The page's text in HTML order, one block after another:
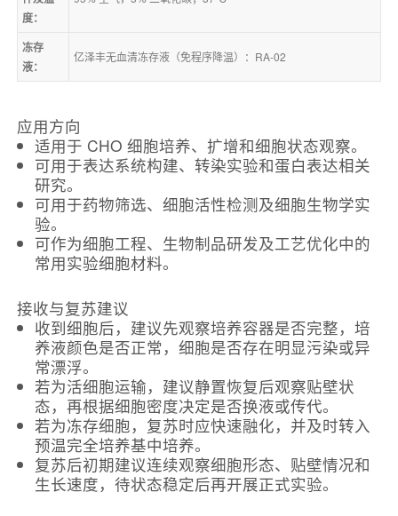
度：
冻存
液：
亿泽丰无血清冻存液（免程序降温）：RA-02
应用方向
适用于 CHO 细胞培养、扩增和细胞状态观察。
可用于表达系统构建、转染实验和蛋白表达相关
研究。
可用于药物筛选、细胞活性检测及细胞生物学实
验。
可作为细胞工程、生物制品研发及工艺优化中的
常用实验细胞材料。
接收与复苏建议
收到细胞后，建议先观察培养容器是否完整，培
养液颜色是否正常，细胞是否存在明显污染或异
常漂浮。
若为活细胞运输，建议静置恢复后观察贴壁状
态，再根据细胞密度决定是否换液或传代。
若为冻存细胞，复苏时应快速融化，并及时转入
预温完全培养基中培养。
复苏后初期建议连续观察细胞形态、贴壁情况和
生长速度，待状态稳定后再开展正式实验。